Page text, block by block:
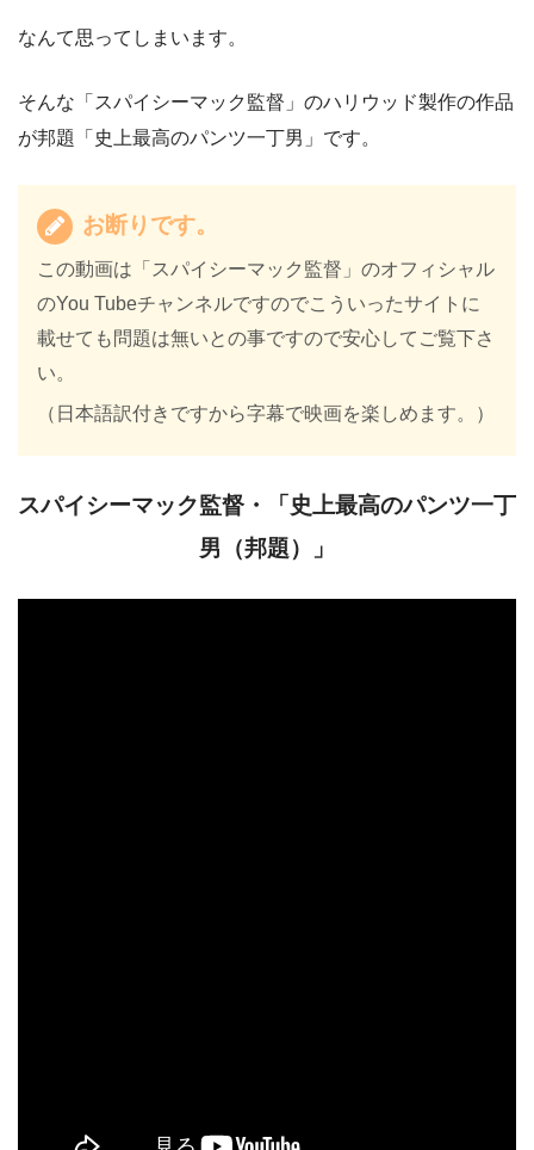
なんて思ってしまいます。
そんな「スパイシーマック監督」のハリウッド製作の作品
が邦題「史上最高のパンツ一丁男」です。
お断りです。
この動画は「スパイシーマック監督」のオフィシャル
のYou Tubeチャンネルですのでこういったサイトに
載せても問題は無いとの事ですので安心してご覧下さ
い。
（日本語訳付きですから字幕で映画を楽しめます。）
スパイシーマック監督・「史上最高のパンツ一丁
男（邦題）」